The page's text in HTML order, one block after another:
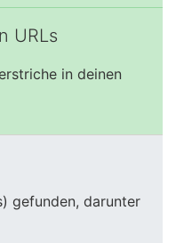
URLs
in deinen
gefunden, darunter